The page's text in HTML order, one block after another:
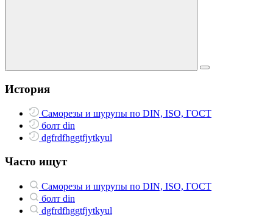
История
Саморезы и шурупы по DIN, ISO, ГОСТ
болт din
dgfrdfhggtfjytkyul
Часто ищут
Саморезы и шурупы по DIN, ISO, ГОСТ
болт din
dgfrdfhggtfjytkyul